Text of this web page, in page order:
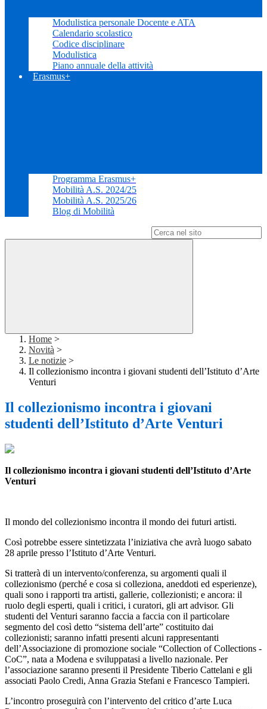
Modulistica personale Docente e ATA
Calendario scolastico
Codice disciplinare
Modulistica
Piano annuale della attività
Erasmus+
Programma Erasmus+
Mobilità A.S. 2024/25
Mobilità A.S. 2025/26
Blog di Mobilità
Home >
Novità >
Le notizie >
Il collezionismo incontra i giovani studenti dell’Istituto d’Arte
Venturi
Il collezionismo incontra i giovani
studenti dell’Istituto d’Arte Venturi
Il collezionismo incontra i giovani studenti dell’Istituto d’Arte
Venturi
Il mondo del collezionismo incontra il mondo dei futuri artisti.
Così potrebbe essere sintetizzata l’iniziativa che avrà luogo sabato
28 aprile presso l’Istituto d’Arte Venturi.
Si tratterà di un intervento/conferenza, su argomenti quali il
collezionismo (perché e cosa si colleziona, aneddoti ed esperienze),
quali sono i rapporti tra artisti, gallerie, collezionisti; e ancora: il
ruolo degli esperti, quali i critici, i curatori, gli art advisor. Gli
studenti del Venturi saranno faccia a faccia con il particolare
segmento del così detto “sistema dell’arte” costituito dai
collezionisti; saranno infatti presenti alcuni rappresentanti
dell’Associazione di promozione sociale “Collection of Collections -
CoC”, nata a Modena e sviluppatasi a livello nazionale. Per
l’associazione saranno presenti il Presidente Tiberio Cattelani e gli
associati Paolo Credi, Anna Grazia Stefani e Francesco Tampieri.
L’incontro proseguirà con l’intervento del critico d’arte Luca